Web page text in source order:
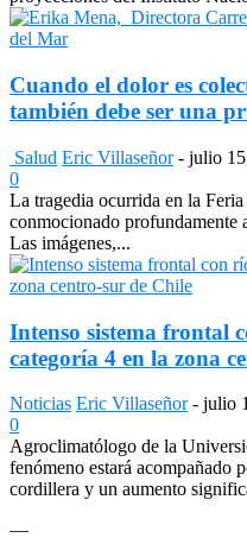
Cuando el dolor es
también debe ser una
Salud Eric Villaseñor - julio
0
La tragedia ocurrida en la
conmocionado profundamente
Las imágenes,...
Intenso sistema frontal
categoría 4 en la zona
Noticias Eric Villaseñor - julio
0
Agroclimatólogo de la
fenómeno estará acompañado
cordillera y un aumento
—